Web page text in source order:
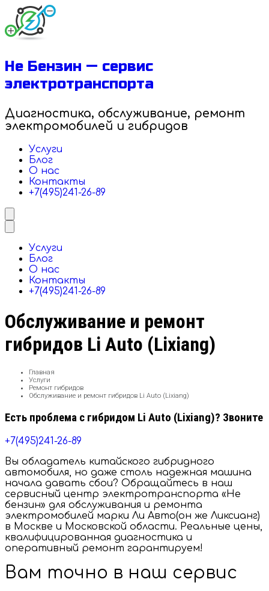
Перейти
содержимому
Не Бензин — сервис
электротранспорта
Диагностика, обслуживание, ремонт
электромобилей и гибридов
Услуги
Блог
О нас
Контакты
+7(495)241-26-89
Услуги
Блог
О нас
Контакты
+7(495)241-26-89
Обслуживание и ремонт
гибридов Li Auto (Lixiang)
Главная
Услуги
Ремонт гибридов
Обслуживание и ремонт гибридов Li Auto (Lixiang)
Есть проблема с гибридом Li Auto (Lixiang)? Звоните
+7(495)241-26-89
Вы обладатель китайского гибридного
автомобиля, но даже столь надежная машина
начала давать сбои? Обращайтесь в наш
сервисный центр электротранспорта «Не
бензин» для обслуживания и ремонта
электромобилей марки Ли Авто(он же Ликсианг)
в Москве и Московской области. Реальные цены,
квалифицированная диагностика и
оперативный ремонт гарантируем!
Вам точно в наш сервис